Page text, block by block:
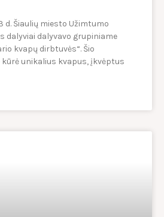
d. Šiaulių miesto Užimtumo
dalyviai dalyvavo grupiniame
kvapų dirbtuvės“. Šio
kūrė unikalius kvapus, įkvėptus